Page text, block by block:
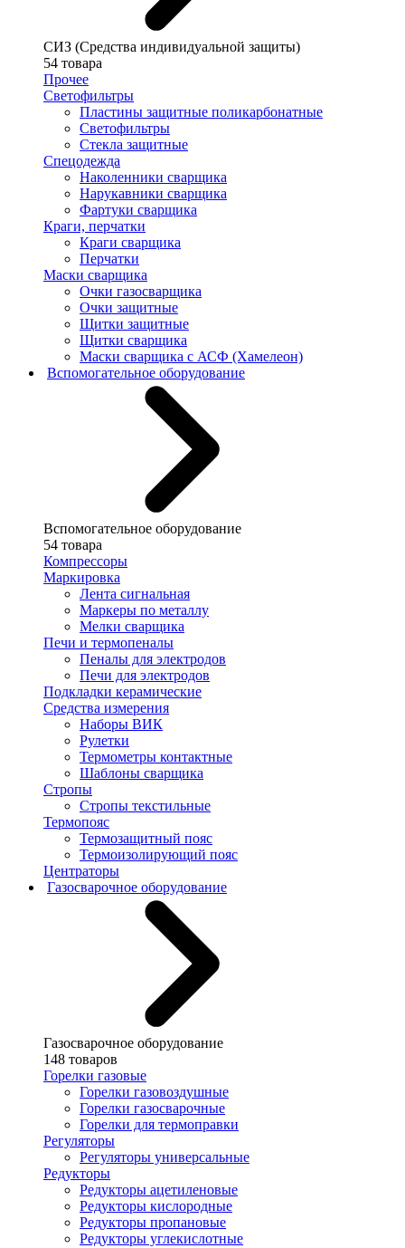
СИЗ (Средства индивидуальной защиты)
54 товара
Прочее
Светофильтры
Пластины защитные поликарбонатные
Светофильтры
Стекла защитные
Спецодежда
Наколенники сварщика
Нарукавники сварщика
Фартуки сварщика
Краги, перчатки
Краги сварщика
Перчатки
Маски сварщика
Очки газосварщика
Очки защитные
Щитки защитные
Щитки сварщика
Маски сварщика с АСФ (Хамелеон)
Вспомогательное оборудование
Вспомогательное оборудование
54 товара
Компрессоры
Маркировка
Лента сигнальная
Маркеры по металлу
Мелки сварщика
Печи и термопеналы
Пеналы для электродов
Печи для электродов
Подкладки керамические
Средства измерения
Наборы ВИК
Рулетки
Термометры контактные
Шаблоны сварщика
Стропы
Стропы текстильные
Термопояс
Термозащитный пояс
Термоизолирующий пояс
Центраторы
Газосварочное оборудование
Газосварочное оборудование
148 товаров
Горелки газовые
Горелки газовоздушные
Горелки газосварочные
Горелки для термоправки
Регуляторы
Регуляторы универсальные
Редукторы
Редукторы ацетиленовые
Редукторы кислородные
Редукторы пропановые
Редукторы углекислотные